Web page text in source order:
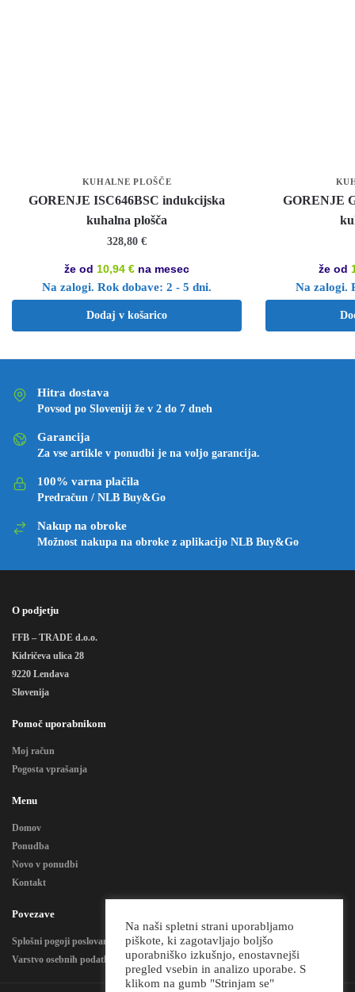
KUHALNE PLOŠČE
GORENJE ISC646BSC indukcijska
kuhalna plošča
328,80 €
že od 10,94 € na mesec
Na zalogi. Rok dobave: 2 - 5 dni.
Dodaj v košarico
GORENJE
že od
Na zalogi.
Hitra dostava
Povsod po Sloveniji že v 2 do 7 dneh
Garancija
Za vse artikle v ponudbi je na voljo garancija.
100% varna plačila
Predračun / NLB Buy&Go
Nakup na obroke
Možnost nakupa na obroke z aplikacijo NLB Buy&Go
O podjetju
FFB – TRADE d.o.o.
Kidričeva ulica 28
9220 Lendava
Slovenija
Pomoč uporabnikom
Moj račun
Pogosta vprašanja
Menu
Domov
Ponudba
Novo v ponudbi
Kontakt
Povezave
Splošni pogoji poslovanja
Varstvo osebnih podatkov
Na naši spletni strani uporabljamo
piškote, ki zagotavljajo boljšo
uporabniško izkušnjo, enostavnejši
pregled vsebin in analizo uporabe. S
klikom na gumb "Strinjam se"